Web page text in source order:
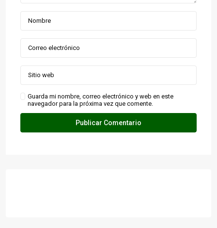
Guarda mi nombre, correo electrónico y web en este
navegador para la próxima vez que comente.